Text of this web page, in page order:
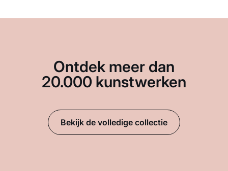
Ontdek meer dan
20.000 kunstwerken
Bekijk de volledige collectie